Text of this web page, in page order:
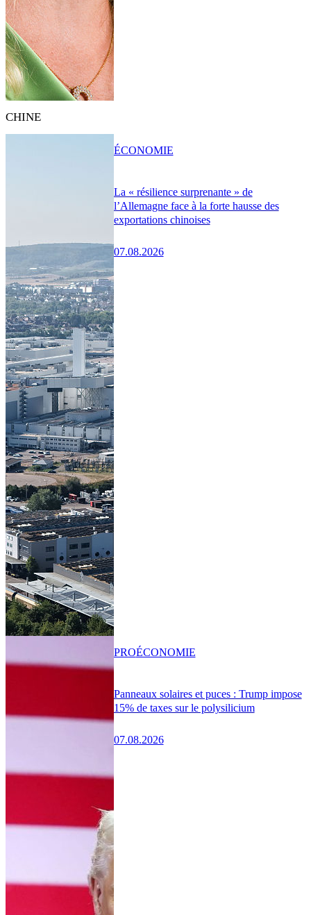
CHINE
La « résilience surprenante » de
l’Allemagne face à la forte hausse des
exportations chinoises
07.08.2026
ÉCONOMIE
Panneaux solaires et puces : Trump impose
15% de taxes sur le polysilicium
07.08.2026
PROÉCONOMIE